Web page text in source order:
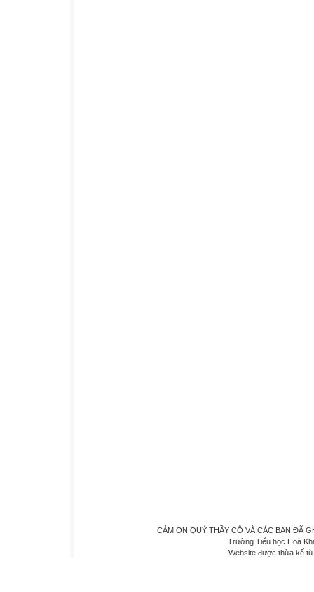
CẢM ƠN QUÝ THẦY CÔ VÀ CÁC BẠN ĐÃ
Trường Tiểu học Hoà
Website được thừa kế